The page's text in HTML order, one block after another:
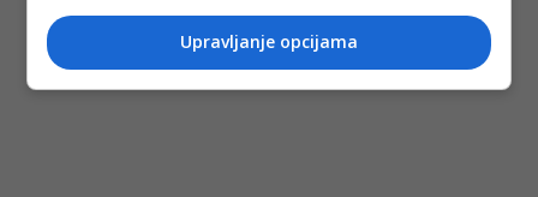
Upravljanje opcijama